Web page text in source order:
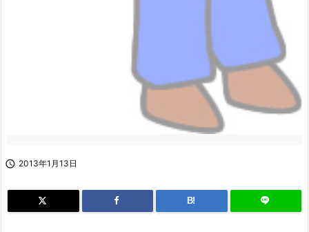
 2013年1月13日
B!